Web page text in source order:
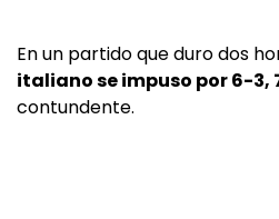
En un partido que duro dos
italiano se impuso por 6-3,
contundente.